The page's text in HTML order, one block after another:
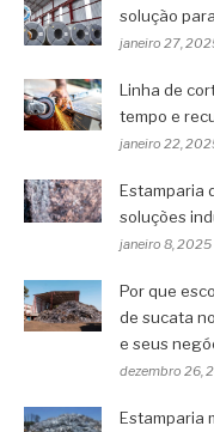
solução
janeiro 27,
Linha de
tempo e
janeiro 22,
Estamparia
soluções
janeiro 8, 2025
Por que
de sucata
e seus
dezembro 26,
Estamparia